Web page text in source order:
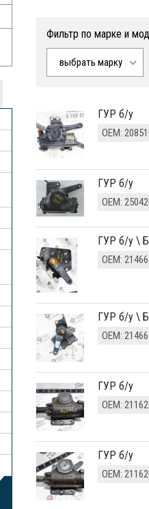
Фильтр по марке и
выбрать марку
ГУР б/у
ОЕМ:
ГУР б/у
ОЕМ:
ГУР б/у \
ОЕМ:
ГУР б/у \
ОЕМ:
ГУР б/у
ОЕМ:
ГУР б/у
ОЕМ: